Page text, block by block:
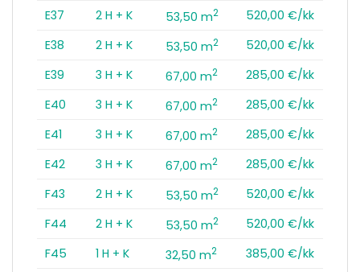
E37
2 H + K 53,50 m2
520,00 €/kk
E38
2 H + K 53,50 m2
520,00 €/kk
E39
3 H + K 67,00 m2
285,00 €/kk
E40
3 H + K 67,00 m2
285,00 €/kk
E41
3 H + K 67,00 m2
285,00 €/kk
E42
3 H + K 67,00 m2
285,00 €/kk
F43
2 H + K 53,50 m2
520,00 €/kk
F44
2 H + K 53,50 m2
520,00 €/kk
F45
1 H + K 32,50 m2
385,00 €/kk